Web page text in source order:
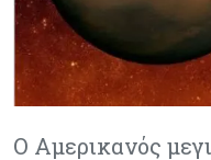
Ο Αμερικανός